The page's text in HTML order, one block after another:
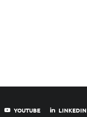
YOUTUBE LINKEDIN